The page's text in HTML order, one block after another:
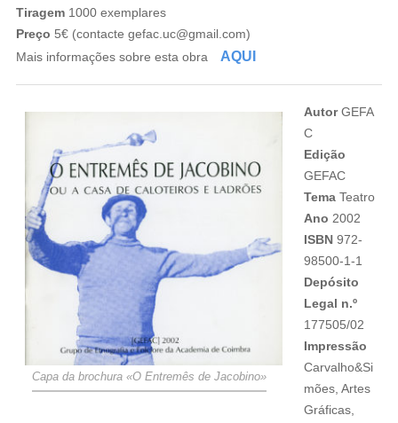
Tiragem1000 exemplares
Preço 5€ (contacte gefac.uc@gmail.com)
Mais informações sobre esta obra
AQUI
Capa da brochura «O Entremês de Jacobino»
AutorGEFA
C
Edição
GEFAC
TemaTeatro
Ano 2002
ISBN 972-
98500-1-1
Depósito
Legal n.º
177505/02
Impressão
Carvalho&Si
mões, Artes
Gráficas,